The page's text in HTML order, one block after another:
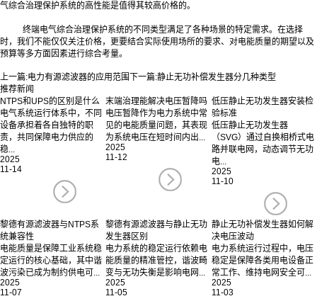
气综合治理保护系统的高性能是值得其较高价格的。
终端电气综合治理保护系统的不同类型满足了各种场景的特定需求。在选择
时，我们不能仅仅关注价格，更要结合实际使用场所的要求、对电能质量的期望以及
预算等多方面因素进行综合考量。‍
上一篇:电力有源滤波器的应用范围 下一篇:静止无功补偿发生器分几种类型
推荐新闻
NTPS和UPS的区别是什么
电气系统运行体系中，不同
设备承担着各自独特的职
责，共同保障电力供应的
稳...
2025
11-14
末端治理能解决电压暂降吗
电压暂降作为电力系统中常
见的电能质量问题，其表现
为系统电压在短时间内出...
2025
11-12
低压静止无功发生器安装检
验标准
低压静止无功发生器
（SVG）通过自换相桥式电
路并联电网，动态调节无功
电...
2025
11-10
黎德有源滤波器与NTPS系
统兼容性
电能质量是保障工业系统稳
定运行的核心基础，其中谐
波污染已成为制约供电可...
2025
11-07
黎德有源滤波器与静止无功
发生器区别
电力系统的稳定运行依赖电
能质量的精准管控，谐波畸
变与无功失衡是影响电网...
2025
11-05
静止无功补偿发生器如何解
决电压波动
电力系统运行过程中，电压
稳定是保障各类用电设备正
常工作、维持电网安全可...
2025
11-03